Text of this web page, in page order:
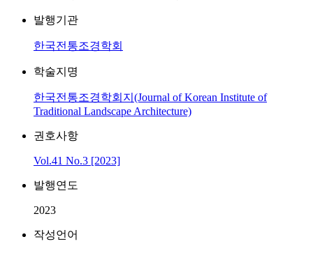
발행기관
한국전통조경학회
학술지명
한국전통조경학회지(Journal of Korean Institute of
Traditional Landscape Architecture)
권호사항
Vol.41 No.3 [2023]
발행연도
2023
작성언어